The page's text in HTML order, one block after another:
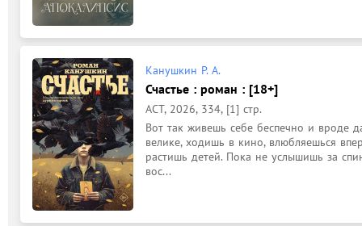
Канушкин Р. А.
Счастье : роман : [18+]
АСТ, 2026, 334, [1] стр.
Вот так живешь себе беспечно и вроде
велике, ходишь в кино, влюбляешься
растишь детей. Пока не услышишь за
вос...